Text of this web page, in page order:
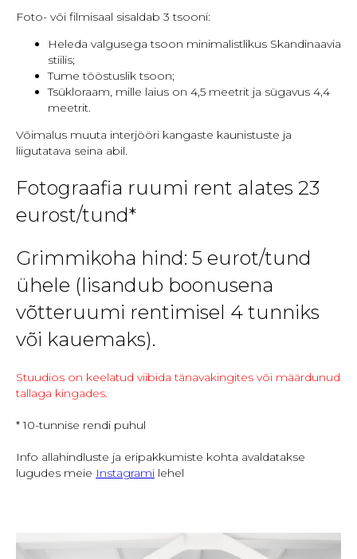
Foto- või filmisaal sisaldab 3 tsooni:
Heleda valgusega tsoon minimalistlikus Skandinaavia
stiilis;
Tume tööstuslik tsoon;
Tsükloraam, mille laius on 4,5 meetrit ja sügavus 4,4
meetrit.
Võimalus muuta interjööri kangaste kaunistuste ja
liigutatava seina abil.
Fotograafia ruumi rent alates 23
eurost/tund*
Grimmikoha hind: 5 eurot/tund
ühele (lisandub boonusena
võtteruumi rentimisel 4 tunniks
või kauemaks).
Stuudios on keelatud viibida tänavakingites või määrdunud
tallaga kingades.
* 10-tunnise rendi puhul
Info allahindluste ja eripakkumiste kohta avaldatakse
lugudes meie Instagrami lehel